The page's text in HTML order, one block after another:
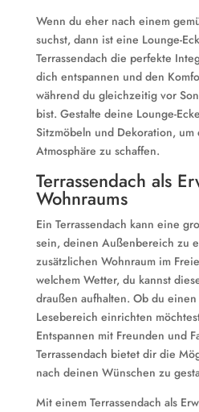
Wenn du eher nach einem
suchst, dann ist eine Lounge-
Terrassendach die perfekte
dich entspannen und den
während du gleichzeitig vor
bist. Gestalte deine Lounge-
Sitzmöbeln und Dekoration,
Atmosphäre zu schaffen.
Terrassendach als
Wohnraums
Ein Terrassendach kann eine
sein, deinen Außenbereich zu
zusätzlichen Wohnraum im
welchem Wetter, du kannst
draußen aufhalten. Ob du
Lesebereich einrichten
Entspannen mit Freunden und
Terrassendach bietet dir die
nach deinen Wünschen zu
Mit einem Terrassendach als